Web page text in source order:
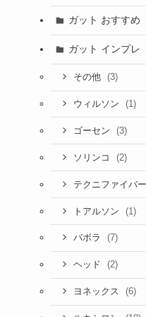
ガット おすすめ
ガット インプレ
その他 (3)
ウィルソン (1)
ゴーセン (3)
ソリンコ (2)
テクニファイバー
トアルソン (1)
バボラ (7)
ヘッド (2)
ヨネックス (6)